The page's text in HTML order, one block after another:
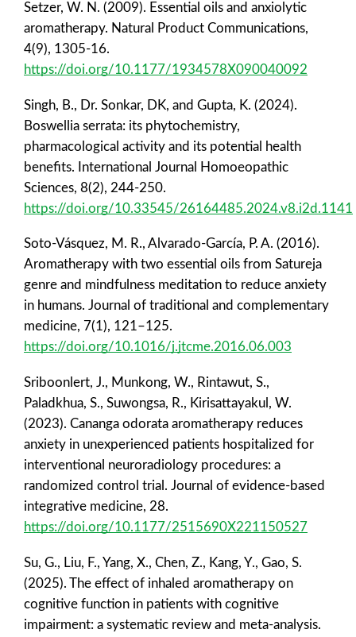
Setzer, W. N. (2009). Essential oils and anxiolytic
aromatherapy. Natural Product Communications,
4(9), 1305-16.
https://doi.org/10.1177/1934578X090040092
Singh, B., Dr. Sonkar, DK, and Gupta, K. (2024).
Boswellia serrata: its phytochemistry,
pharmacological activity and its potential health
benefits. International Journal Homoeopathic
Sciences, 8(2), 244-250.
https://doi.org/10.33545/26164485.2024.v8.i2d.1141
Soto-Vásquez, M. R., Alvarado-García, P. A. (2016).
Aromatherapy with two essential oils from Satureja
genre and mindfulness meditation to reduce anxiety
in humans. Journal of traditional and complementary
medicine, 7(1), 121–125.
https://doi.org/10.1016/j.jtcme.2016.06.003
Sriboonlert, J., Munkong, W., Rintawut, S.,
Paladkhua, S., Suwongsa, R., Kirisattayakul, W.
(2023). Cananga odorata aromatherapy reduces
anxiety in unexperienced patients hospitalized for
interventional neuroradiology procedures: a
randomized control trial. Journal of evidence-based
integrative medicine, 28.
https://doi.org/10.1177/2515690X221150527
Su, G., Liu, F., Yang, X., Chen, Z., Kang, Y., Gao, S.
(2025). The effect of inhaled aromatherapy on
cognitive function in patients with cognitive
impairment: a systematic review and meta-analysis.